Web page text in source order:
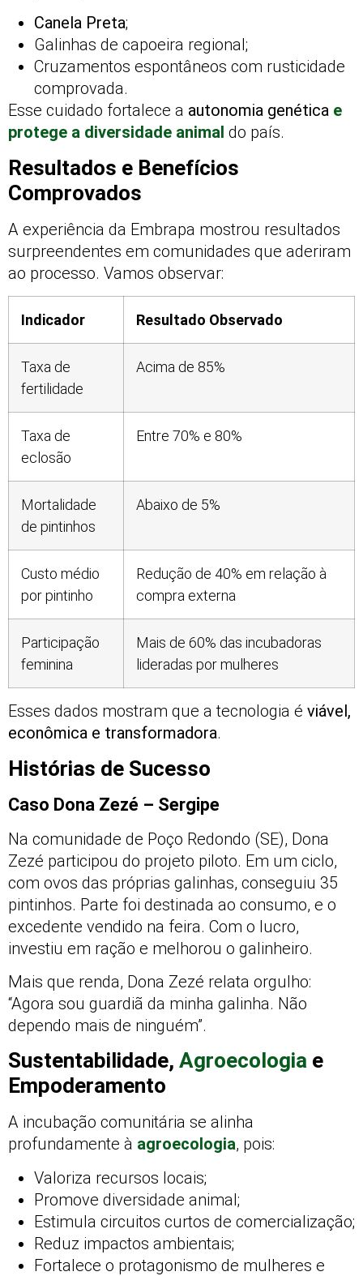
Canela Preta;
Galinhas de capoeira regional;
Cruzamentos espontâneos com rusticidade
comprovada.
Esse cuidado fortalece a autonomia genética e
protege a diversidade animal do país.
Resultados e Benefícios
Comprovados
A experiência da Embrapa mostrou resultados
surpreendentes em comunidades que aderiram
ao processo. Vamos observar:
Indicador Resultado Observado
Taxa de
fertilidade
Acima de 85%
Taxa de
eclosão
Entre 70% e 80%
Mortalidade
de pintinhos
Abaixo de 5%
Custo médio
por pintinho
Redução de 40% em relação à
compra externa
Participação
feminina
Mais de 60% das incubadoras
lideradas por mulheres
Esses dados mostram que a tecnologia é viável,
econômica e transformadora.
Histórias de Sucesso
Caso Dona Zezé – Sergipe
Na comunidade de Poço Redondo (SE), Dona
Zezé participou do projeto piloto. Em um ciclo,
com ovos das próprias galinhas, conseguiu 35
pintinhos. Parte foi destinada ao consumo, e o
excedente vendido na feira. Com o lucro,
investiu em ração e melhorou o galinheiro.
Mais que renda, Dona Zezé relata orgulho:
“Agora sou guardiã da minha galinha. Não
dependo mais de ninguém”.
Sustentabilidade, Agroecologia e
Empoderamento
A incubação comunitária se alinha
profundamente à agroecologia, pois:
Valoriza recursos locais;
Promove diversidade animal;
Estimula circuitos curtos de comercialização;
Reduz impactos ambientais;
Fortalece o protagonismo de mulheres e